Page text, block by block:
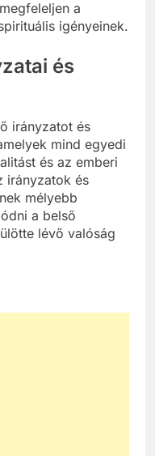
a
igényeinek.
és
irányzatot és
mind egyedi
és az emberi
irányzatok és
mélyebb
a belső
lévő valóság